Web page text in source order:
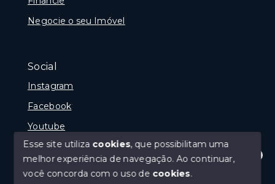
Olá! Estamos disponíveis para te ajudar.
Negocie o seu Imóvel
Social
Instagram
Facebook
Youtube
© Copyright 2026 - Gramado Class - Todos os direitos
Esse site utiliza cookies, que possibilitam uma
melhor experiência de navegação.Ao continuar,
você concorda com o uso de cookies.